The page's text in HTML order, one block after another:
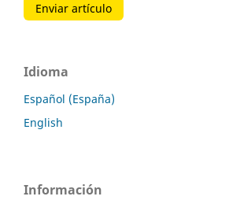
Enviar artículo
Idioma
Español (España)
English
Información